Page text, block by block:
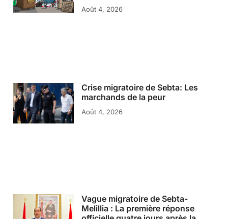
Août 4, 2026
Crise migratoire de Sebta: Les
marchands de la peur
Août 4, 2026
Vague migratoire de Sebta-
Melillia : La première réponse